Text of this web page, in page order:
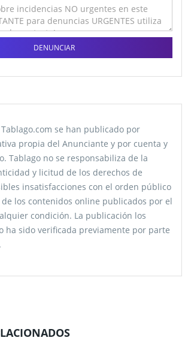
DENUNCIAR
Tablago.com se han publicado por
propia del Anunciante y por cuenta y
Tablago no se responsabiliza de la
y licitud de los derechos de
insatisfacciones con el orden público
los contenidos online publicados por el
condición. La publicación los
ha sido verificada previamente por parte